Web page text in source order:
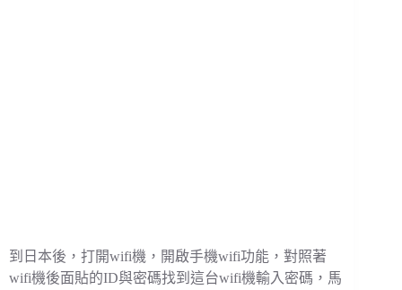
到日本後，打開wifi機，開啟手機wifi功能，對照著
wifi機後面貼的ID與密碼找到這台wifi機輸入密碼，馬